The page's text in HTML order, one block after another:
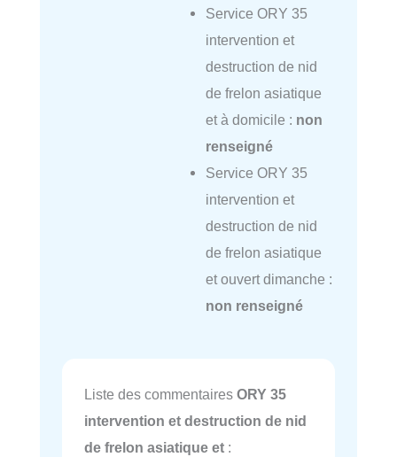
Service ORY 35
intervention et
destruction de nid
de frelon asiatique
et à domicile : non
renseigné
Service ORY 35
intervention et
destruction de nid
de frelon asiatique
et ouvert dimanche :
non renseigné
Liste des commentaires ORY 35
intervention et destruction de nid
de frelon asiatique et :